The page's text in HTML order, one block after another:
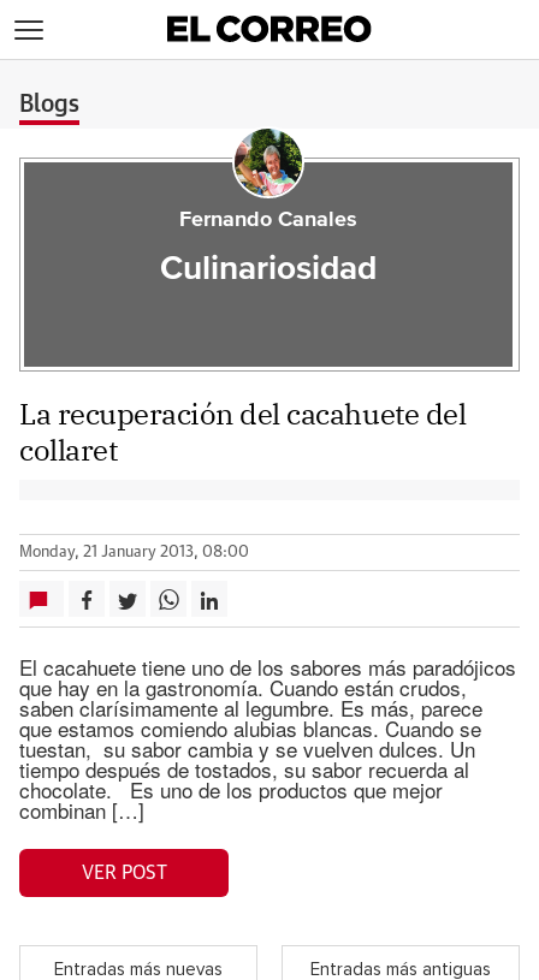
Blogs
Fernando Canales
Culinariosidad
La recuperación del cacahuete del
collaret
Monday, 21 January 2013, 08:00
El cacahuete tiene uno de los sabores más paradójicos
que hay en la gastronomía. Cuando están crudos,
saben clarísimamente al legumbre. Es más, parece
que estamos comiendo alubias blancas. Cuando se
tuestan, su sabor cambia y se vuelven dulces. Un
tiempo después de tostados, su sabor recuerda al
chocolate. Es uno de los productos que mejor
combinan […]
VER POST
Entradas más nuevas Entradas más antiguas